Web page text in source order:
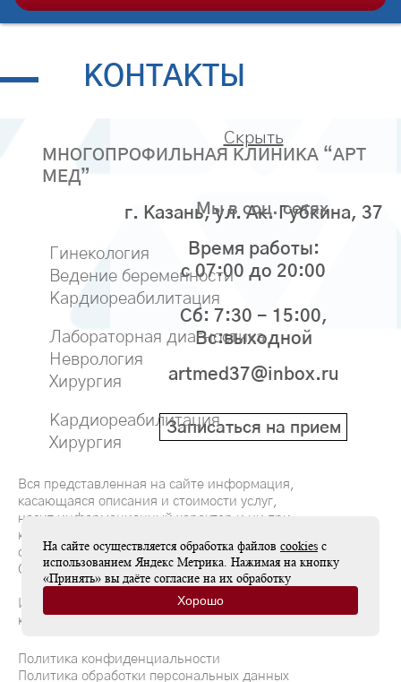
КОНТАКТЫ
Скрыть
г. Казань, ул. Ак. Губкина, 37
Время работы:
с 07:00 до 20:00
Сб: 7:30 - 15:00,
Вс:выходной
artmed37@inbox.ru
Записаться на прием
МНОГОПРОФИЛЬНАЯ КЛИНИКА “АРТ
МЕД”
Мы в соц. сетях
Гинекология
Ведение беременности
Кардиореабилитация
Лабораторная диагностика
Неврология
Хирургия
Кардиореабилитация
Хирургия
Вся представленная на сайте информация,
касающаяся описания и стоимости услуг,
носит информационный характер и ни при
каких условиях не является публичной
офертой, определяемой положениями
Статьи 437(2) Гражданского кодекса РФ
Имеются противопоказания, необходима
консультация специалиста
Политика конфиденциальности
Политика обработки персональных данных
На сайте осуществляется обработка файлов cookies с
использованием Яндекс Метрика. Нажимая на кнопку
«Принять» вы даёте согласие на их обработку
Хорошо